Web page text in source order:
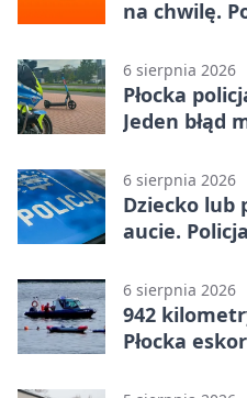
na chwilę.
6 sierpnia 2026
Płocka
Jeden błąd
6 sierpnia 2026
Dziecko lub
aucie.
6 sierpnia 2026
942
Płocka